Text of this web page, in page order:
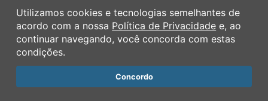
Termos de Uso
Política de Privacidade
Ferramentas
Contato
Utilizamos cookies e tecnologias semelhantes de
acordo com a nossa Política de Privacidade e, ao
continuar navegando, você concorda com estas
condições.
Concordo